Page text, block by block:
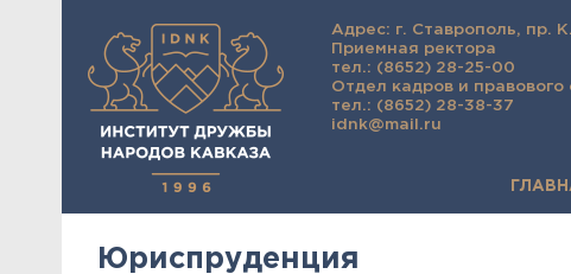
Адрес: г. Ставрополь, пр.
Приемная ректора
тел.: (8652) 28-25-00
Отдел кадров и правового
тел.: (8652) 28-38-37
idnk@mail.ru
Юриспруденция